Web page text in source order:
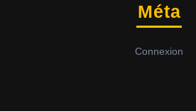
Méta
Connexion